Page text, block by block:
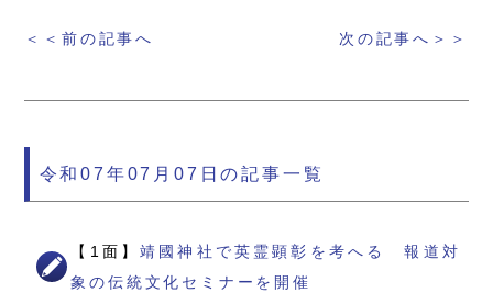
＜＜前の記事へ 次の記事へ＞＞
令和07年07月07日の記事一覧
【1面】靖國神社で英霊顕彰を考へる 報道対
象の伝統文化セミナーを開催